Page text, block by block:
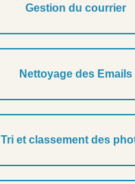
Gestion du courrier
Nettoyage des Emails
Tri et classement des